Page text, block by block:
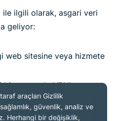
ile ilgili olarak, asgari veri
geliyor:
web sitesine veya hizmete
bir zamanda VPN'e
VPN sunucusu IP
bilmiyoruz.